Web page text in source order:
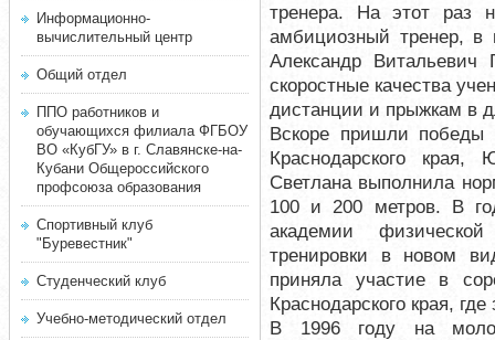
Информационно-
вычислительный центр
Общий отдел
ППО работников и
обучающихся филиала ФГБОУ
ВО «КубГУ» в г. Славянске-на-
Кубани Общероссийского
профсоюза образования
Спортивный клуб
"Буревестник"
Студенческий клуб
Учебно-методический отдел
тренера. На этот раз
амбициозный тренер, в
Александр Витальевич
скоростные качества
дистанции и прыжкам в
Вскоре пришли победы
Краснодарского
Светлана выполнила
100 и 200 метров. В
академии
тренировки в новом
приняла участие в
Краснодарского края,
В 1996 году на